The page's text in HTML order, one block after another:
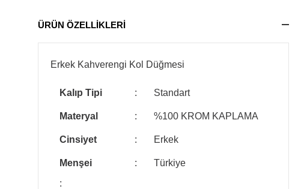
ÜRÜN ÖZELLİKLERİ
Erkek Kahverengi Kol Düğmesi
Kalıp Tipi : Standart
Materyal : %100 KROM KAPLAMA
Cinsiyet : Erkek
Menşei :
Türkiye
: